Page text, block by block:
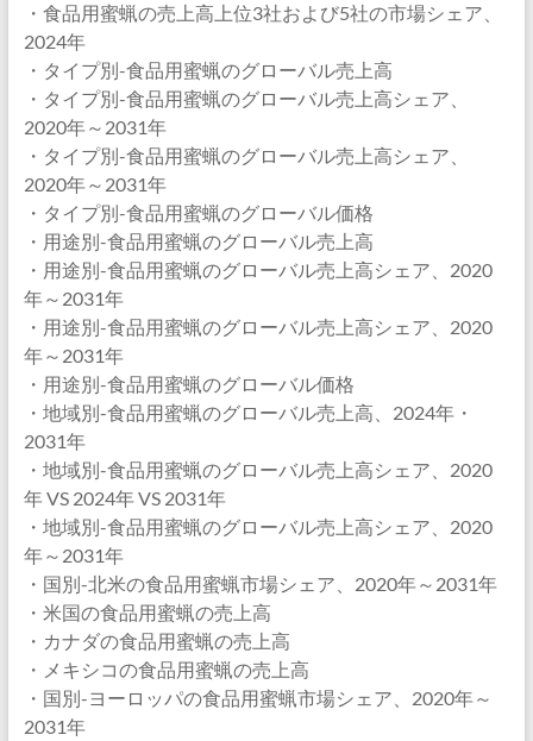
・食品用蜜蝋の売上高上位3社および5社の市場シェア、
2024年
・タイプ別-食品用蜜蝋のグローバル売上高
・タイプ別-食品用蜜蝋のグローバル売上高シェア、
2020年～2031年
・タイプ別-食品用蜜蝋のグローバル売上高シェア、
2020年～2031年
・タイプ別-食品用蜜蝋のグローバル価格
・用途別-食品用蜜蝋のグローバル売上高
・用途別-食品用蜜蝋のグローバル売上高シェア、2020
年～2031年
・用途別-食品用蜜蝋のグローバル売上高シェア、2020
年～2031年
・用途別-食品用蜜蝋のグローバル価格
・地域別-食品用蜜蝋のグローバル売上高、2024年・
2031年
・地域別-食品用蜜蝋のグローバル売上高シェア、2020
年 VS 2024年 VS 2031年
・地域別-食品用蜜蝋のグローバル売上高シェア、2020
年～2031年
・国別-北米の食品用蜜蝋市場シェア、2020年～2031年
・米国の食品用蜜蝋の売上高
・カナダの食品用蜜蝋の売上高
・メキシコの食品用蜜蝋の売上高
・国別-ヨーロッパの食品用蜜蝋市場シェア、2020年～
2031年